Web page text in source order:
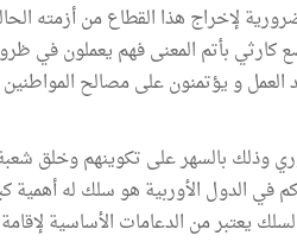
لإخراج هذا القطاع من أزمته
كارثي بأتم المعنى فهم يعملون في
العمل و يؤتمنون على مصالح
وذلك بالسهر على تكوينهم وخلق
في الدول الأوربية هو سلك له
يعتبر من الدعامات الأساسية